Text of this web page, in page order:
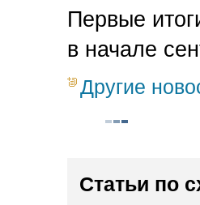
Первые
в начале
Другие
Статьи по